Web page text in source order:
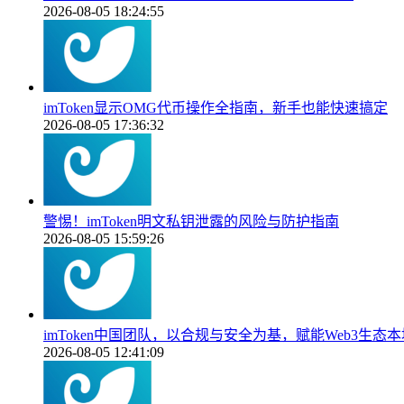
2026-08-05 18:24:55
imToken显示OMG代币操作全指南，新手也能快速搞定
2026-08-05 17:36:32
警惕！imToken明文私钥泄露的风险与防护指南
2026-08-05 15:59:26
imToken中国团队，以合规与安全为基，赋能Web3生态
2026-08-05 12:41:09